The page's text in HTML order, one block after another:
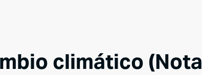
climático (Nota